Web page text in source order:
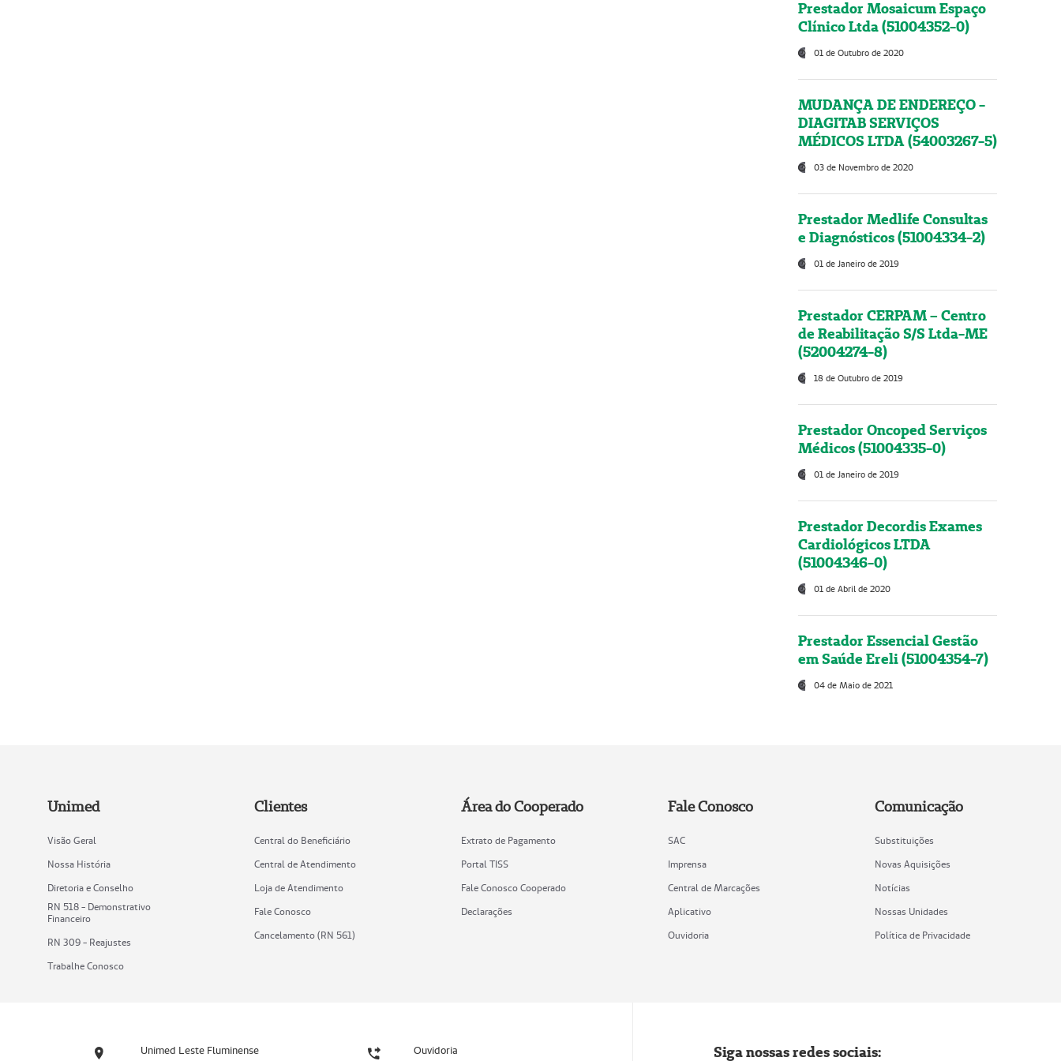
Prestador Mosaicum Espaço
Clínico Ltda (51004352-0)
01 de Outubro de 2020
MUDANÇA DE ENDEREÇO -
DIAGITAB SERVIÇOS
MÉDICOS LTDA (54003267-5)
03 de Novembro de 2020
Prestador Medlife Consultas
e Diagnósticos (51004334-2)
01 de Janeiro de 2019
Prestador CERPAM – Centro
de Reabilitação S/S Ltda-ME
(52004274-8)
18 de Outubro de 2019
Prestador Oncoped Serviços
Médicos (51004335-0)
01 de Janeiro de 2019
Prestador Decordis Exames
Cardiológicos LTDA
(51004346-0)
01 de Abril de 2020
Prestador Essencial Gestão
em Saúde Ereli (51004354-7)
04 de Maio de 2021
Unimed
Visão Geral
Nossa História
Diretoria e Conselho
RN 518 - Demonstrativo
Financeiro
RN 309 - Reajustes
Trabalhe Conosco
Clientes
Central do Beneficiário
Central de Atendimento
Loja de Atendimento
Fale Conosco
Cancelamento (RN 561)
Área do Cooperado
Extrato de Pagamento
Portal TISS
Fale Conosco Cooperado
Declarações
Fale Conosco
SAC
Imprensa
Central de Marcações
Aplicativo
Ouvidoria
Comunicação
Substituições
Novas Aquisições
Notícias
Nossas Unidades
Política de Privacidade
Unimed Leste Fluminense Ouvidoria Siga nossas redes sociais: